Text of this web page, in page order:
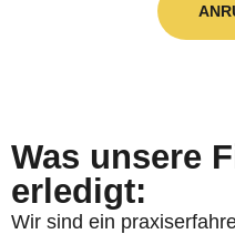
Was unsere
erledigt:
Wir sind ein